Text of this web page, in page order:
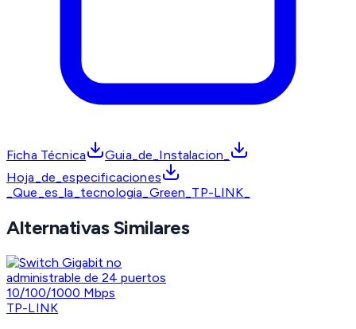
Ficha Técnica
Guia_de_Instalacion_
Hoja_de_especificaciones
_Que_es_la_tecnologia_Green_TP-LINK_
Alternativas Similares
TP-LINK